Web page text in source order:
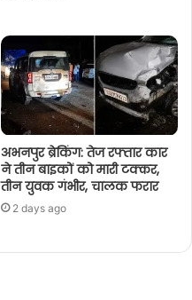
अभनपुर ब्रेकिंग: तेज रफ्तार कार
ने तीन बाइकों को मारी टक्कर,
तीन युवक गंभीर, चालक फरार
2 days ago